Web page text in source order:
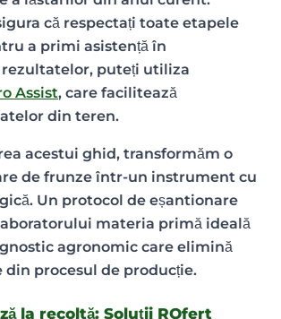
că respectați toate etapele
a primi asistență în
puteți utiliza
Assist, care facilitează
din teren.
acestui ghid, transformăm o
de frunze într-un instrument cu
Un protocol de eșantionare
materia primă ideală
agronomic care elimină
procesul de producție.
la recoltă: Soluții ROfert